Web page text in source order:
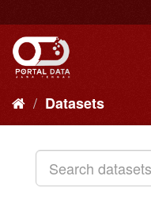
to
content
Datasets